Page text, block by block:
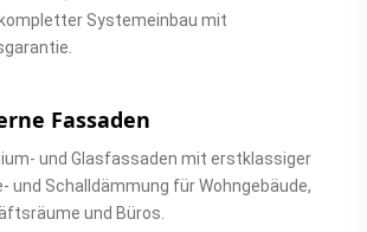
Systemeinbau mit
Fassaden
und Glasfassaden mit erstklassiger
und Schalldämmung für Wohngebäude,
und Büros.